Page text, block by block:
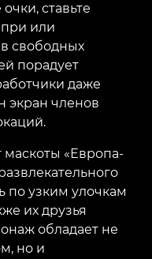
ставьте
при или
свободных
порадует
даже
экран членов
маскоты «Европа-
по узким улочкам
их друзья
обладает не
но и